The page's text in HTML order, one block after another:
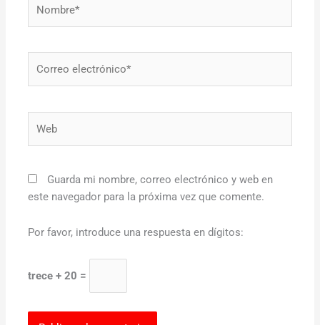
Guarda mi nombre, correo electrónico y web en
este navegador para la próxima vez que comente.
Por favor, introduce una respuesta en dígitos:
trece + 20 =